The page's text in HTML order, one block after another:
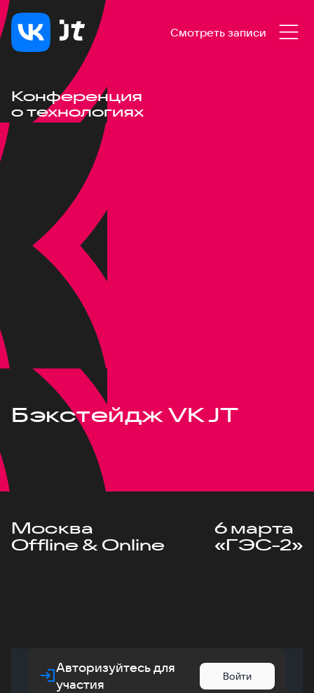
Смотреть записи
Конференция
о технологиях
Бэкстейдж VK JT
Москва
Offline & Online
6 марта
«ГЭС-2»
Авторизуйтесь для
участия
Войти